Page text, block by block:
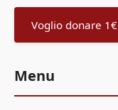
Voglio donare 1€
Menu